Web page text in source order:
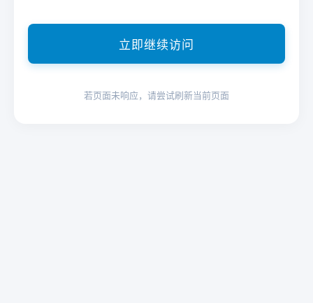
立即继续访问
若页面未响应，请尝试刷新当前页面